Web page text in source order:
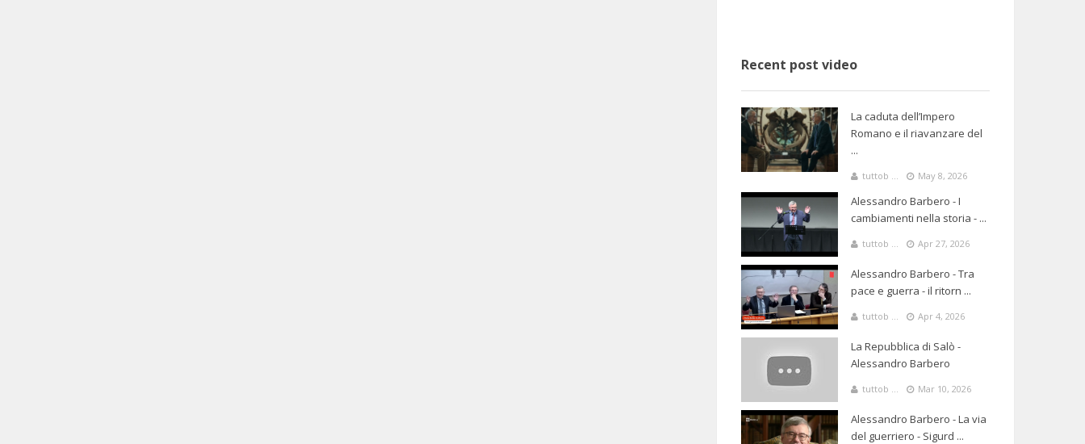
Recent post video
La caduta dell’Impero
Romano e il riavanzare del
...
tuttob ... May 8, 2026
Alessandro Barbero - I
cambiamenti nella storia - ...
tuttob ... Apr 27, 2026
Alessandro Barbero - Tra
pace e guerra - il ritorn ...
tuttob ... Apr 4, 2026
La Repubblica di Salò -
Alessandro Barbero
tuttob ... Mar 10, 2026
Alessandro Barbero - La via
del guerriero - Sigurd ...